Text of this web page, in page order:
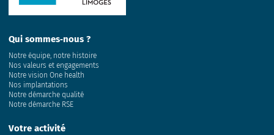
Qui sommes‑nous ?
Notre équipe, notre histoire
Nos valeurs et engagements
Notre vision One health
Nos implantations
Notre démarche qualité
Notre démarche RSE
Votre activité